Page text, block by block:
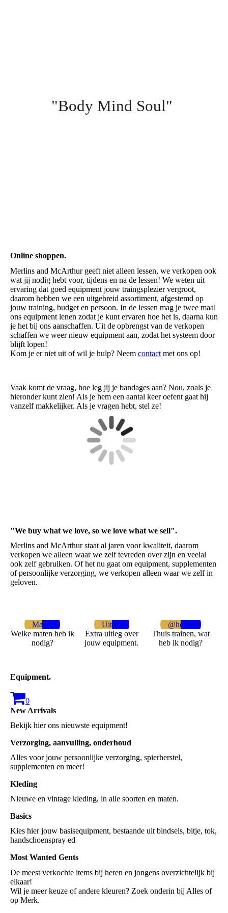
"Body Mind Soul"
Online shoppen.
Merlins and McArthur geeft niet alleen lessen, we verkopen ook
wat jij nodig hebt voor, tijdens en na de lessen! We weten uit
ervaring dat goed equipment jouw traingsplezier vergroot,
daarom hebben we een uitgebreid assortiment, afgestemd op
jouw training, budget en persoon. In de lessen mag je twee maal
ons equipment lenen zodat je kunt ervaren hoe het is, daarna kun
je het bij ons aanschaffen. Uit de opbrengst van de verkopen
schaffen we weer nieuw equipment aan, zodat het systeem door
blijft lopen!
Kom je er niet uit of wil je hulp? Neem contact met ons op!
Vaak komt de vraag, hoe leg jij je bandages aan? Nou, zoals je
hieronder kunt zien! Als je hem een aantal keer oefent gaat hij
vanzelf makkelijker. Als je vragen hebt, stel ze!
"We buy what we love, so we love what we sell".
Merlins and McArthur staat al jaren voor kwaliteit, daarom
verkopen we alleen waar we zelf tevreden over zijn en veelal
ook zelf gebruiken. Of het nu gaat om equipment, supplementen
of persoonlijke verzorging, we verkopen alleen waar we zelf in
geloven.
Maten
Welke maten heb ik
nodig?
Uitleg
Extra uitleg over
jouw equipment.
@home
Thuis trainen, wat
heb ik nodig?
Equipment.
0
New Arrivals
Bekijk hier ons nieuwste equipment!
Verzorging, aanvulling, onderhoud
Alles voor jouw persoonlijke verzorging, spierherstel,
supplementen en meer!
Kleding
Nieuwe en vintage kleding, in alle soorten en maten.
Basics
Kies hier jouw basisequipment, bestaande uit bindsels, bitje, tok,
handschoenspray ed
Most Wanted Gents
De meest verkochte items bij heren en jongens overzichtelijk bij
elkaar!
Wil je meer keuze of andere kleuren? Zoek onderin bij Alles of
op Merk.